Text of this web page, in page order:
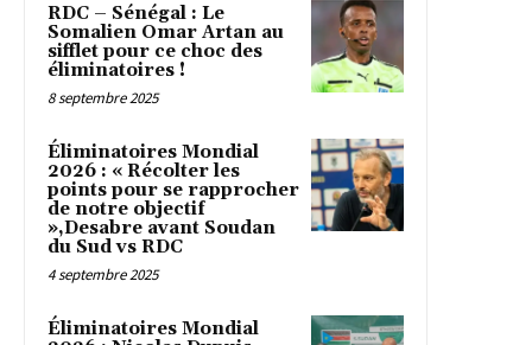
RDC – Sénégal : Le
Somalien Omar Artan au
sifflet pour ce choc des
éliminatoires !
8 septembre 2025
Éliminatoires Mondial
2026 : « Récolter les
points pour se rapprocher
de notre objectif
»,Desabre avant Soudan
du Sud vs RDC
4 septembre 2025
Éliminatoires Mondial